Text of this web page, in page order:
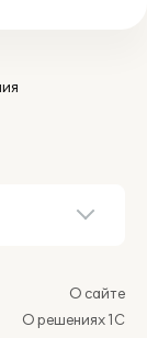
О сайте
О решениях 1С